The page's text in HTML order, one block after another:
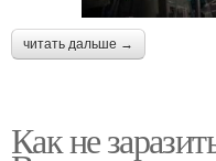
читать дальше →
Как не